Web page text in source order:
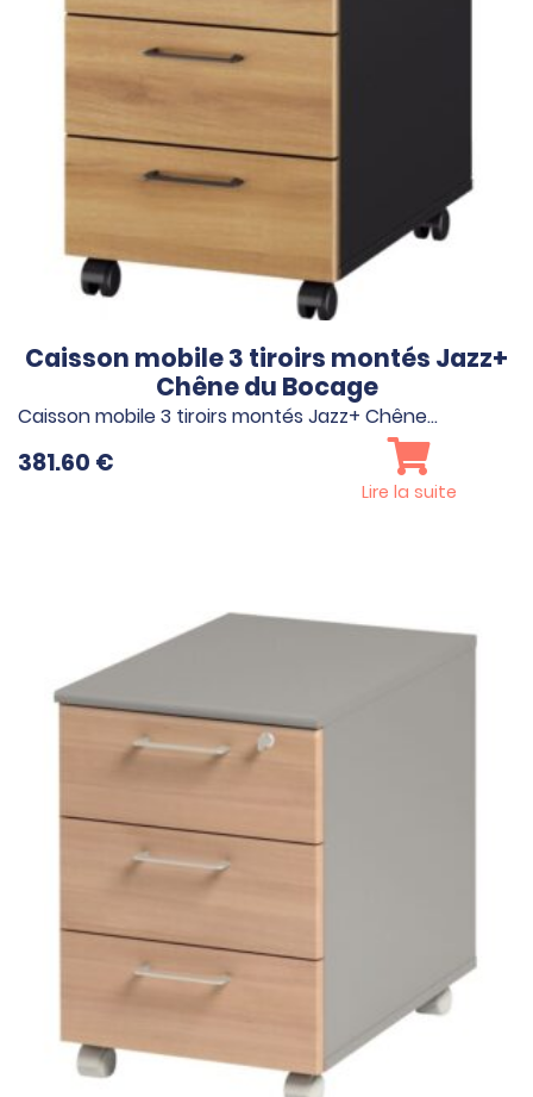
Caisson mobile 3 tiroirs montés Jazz+
Chêne du Bocage
Caisson mobile 3 tiroirs montés Jazz+ Chêne…
381.60 €
Lire la suite